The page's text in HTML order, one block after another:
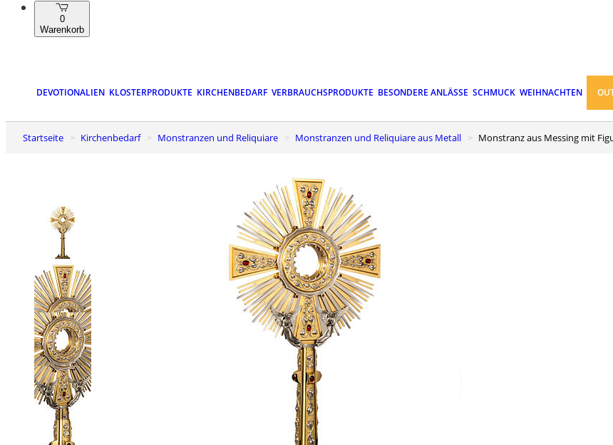
0
Warenkorb
DEVOTIONALIEN KLOSTERPRODUKTE KIRCHENBEDARF VERBRAUCHSPRODUKTE BESONDERE ANLÄSSE SCHMUCK WEIHNACHTEN
Startseite Kirchenbedarf Monstranzen und Reliquiare Monstranzen und Reliquiare aus Metall Monstranz aus Messing mit